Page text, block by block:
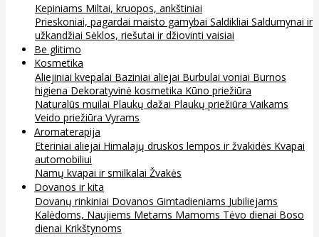
Kepiniams Miltai, kruopos, ankštiniai
Prieskoniai, pagardai maisto gamybai Saldikliai Saldumynai ir
užkandžiai Sėklos, riešutai ir džiovinti vaisiai
Be glitimo
Kosmetika
Aliejiniai kvepalai Baziniai aliejai Burbulai voniai Burnos
higiena Dekoratyvinė kosmetika Kūno priežiūra
Naturalūs muilai Plaukų dažai Plaukų priežiūra Vaikams
Veido priežiūra Vyrams
Aromaterapija
Eteriniai aliejai Himalajų druskos lempos ir žvakidės Kvapai
automobiliui
Namų kvapai ir smilkalai Žvakės
Dovanos ir kita
Dovanų rinkiniai Dovanos Gimtadieniams Jubiliejams
Kalėdoms, Naujiems Metams Mamoms Tėvo dienai Boso
dienai Krikštynoms